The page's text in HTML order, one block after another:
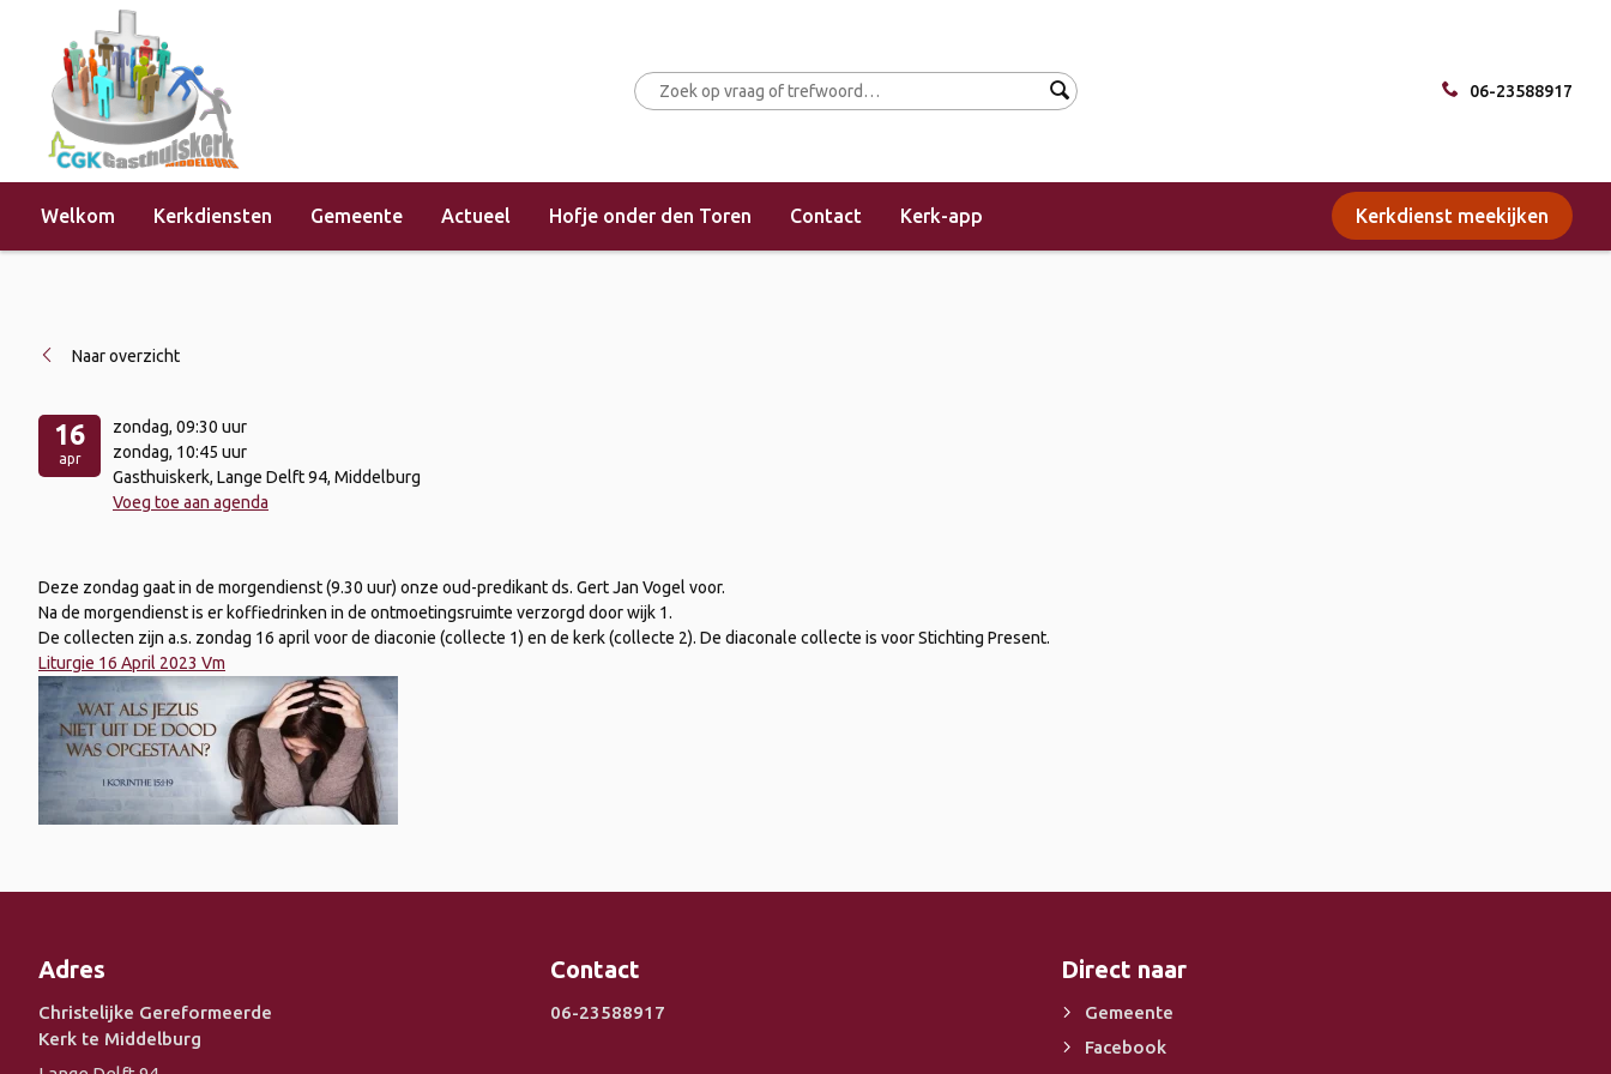
06-23588917
Welkom Kerkdiensten Gemeente Actueel Hofje onder den Toren Contact Kerk-app Kerkdienst meekijken
Home »Evenementen »Kerkdienst (morgendienst) – “Het zou maar geen Pasen zijn geweest!”
Naar overzicht
16
apr
zondag, 09:30 uur
zondag, 10:45 uur
Gasthuiskerk, Lange Delft 94, Middelburg
Voeg toe aan agenda
Deze zondag gaat in de morgendienst (9.30 uur) onze oud-predikant ds. Gert Jan Vogel voor.
Na de morgendienst is er koffiedrinken in de ontmoetingsruimte verzorgd door wijk 1.
De collecten zijn a.s. zondag 16 april voor de diaconie (collecte 1) en de kerk (collecte 2). De diaconale collecte is voor Stichting Present.
Liturgie 16 April 2023 Vm
Adres
Christelijke Gereformeerde
Kerk te Middelburg
Contact
06-23588917
Direct naar
Gemeente
Facebook